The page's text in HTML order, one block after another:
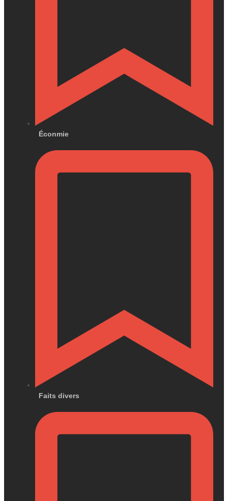
Éconmie
Faits divers